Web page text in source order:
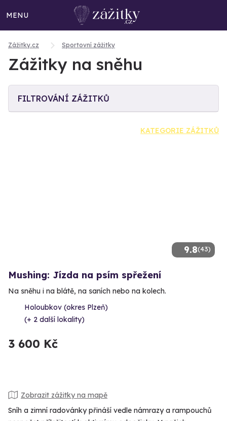
MENU
Zážitky.cz Sportovní zážitky
Zážitky na sněhu
FILTROVÁNÍ ZÁŽITKŮ
KATEGORIE ZÁŽITKŮ
9.8(43)
Mushing: Jízda na psím spřežení
Na sněhu i na blátě, na saních nebo na kolech.
Holoubkov (okres Plzeň)
(+ 2 další lokality)
3 600 Kč
Zobrazit zážitky na mapě
Sníh a zimní radovánky přináší vedle námrazy a rampouchů